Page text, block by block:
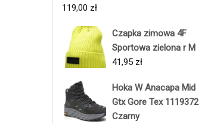
119,00 zł
Czapka zimowa 4F
Sportowa zielona r M
41,95 zł
Hoka W Anacapa Mid
Gtx Gore Tex 1119372
Czarny